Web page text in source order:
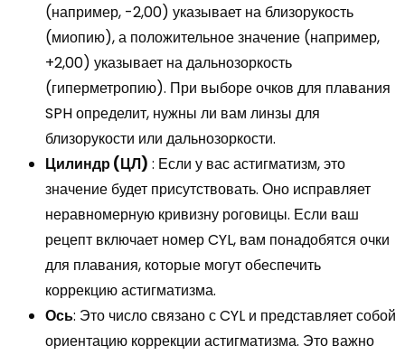
(например, -2,00) указывает на близорукость
(миопию), а положительное значение (например,
+2,00) указывает на дальнозоркость
(гиперметропию). При выборе очков для плавания
SPH определит, нужны ли вам линзы для
близорукости или дальнозоркости.
Цилиндр (ЦЛ) : Если у вас астигматизм, это
значение будет присутствовать. Оно исправляет
неравномерную кривизну роговицы. Если ваш
рецепт включает номер CYL, вам понадобятся очки
для плавания, которые могут обеспечить
коррекцию астигматизма.
Ось: Это число связано с CYL и представляет собой
ориентацию коррекции астигматизма. Это важно